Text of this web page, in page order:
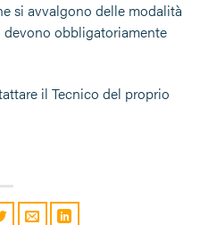
si avvalgono delle modalità
devono obbligatoriamente
il Tecnico del proprio